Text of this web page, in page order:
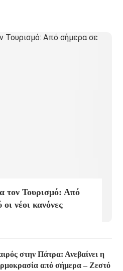
τον Τουρισμό: Από
νέοι κανόνες
στην Πάτρα: Ανεβαίνει η
από σήμερα – Ζεστό